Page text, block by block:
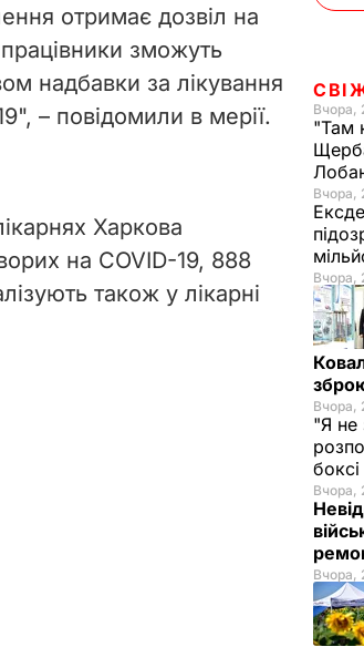
отримає дозвіл на
зможуть
надбавки за лікування
– повідомили в мерії.
Харкова
на COVID-19, 888
також у лікарні
Вчора,
"Там
Вчора,
Вчора,
Вчора,
"Я не
боксі
Вчора,
Вчора,